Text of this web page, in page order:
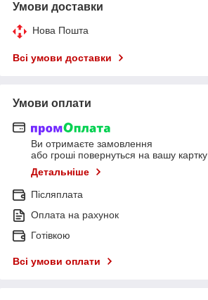
Умови доставки
Нова Пошта
Всі умови доставки
Умови оплати
Ви отримаєте замовлення
або гроші повернуться на вашу картку
Детальніше
Післяплата
Оплата на рахунок
Готівкою
Всі умови оплати